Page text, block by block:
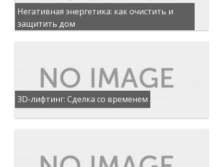
Негативная энергетика: как очистить и
защитить дом
3D-лифтинг: Сделка со временем